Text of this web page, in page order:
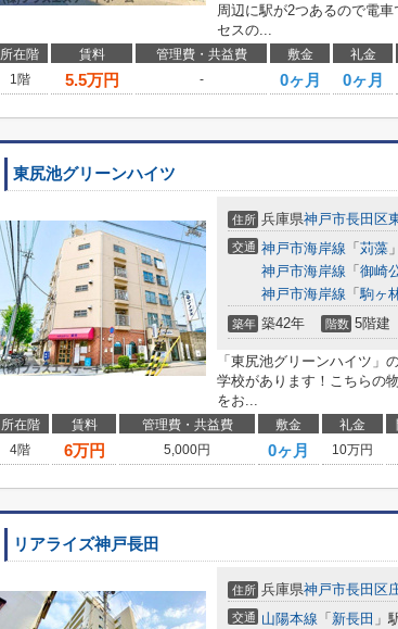
周辺に駅が2つあるので電
セスの...
所在階 賃料 管理費・共益費 敷金 礼金
1階
5.5万円 - 0ヶ月 0ヶ月
東尻池グリーンハイツ
住所 兵庫県神戸市長田区
交通 神戸市海岸線 「 苅藻
神戸市海岸線 「 御崎
神戸市海岸線 「駒ヶ
築年 築42年 階数 5階建
「東尻池グリーンハイツ」
学校があります！こちらの
をお...
所在階 賃料 管理費・共益費 敷金 礼金
4階
6万円 5,000円 0ヶ月 10万円
リアライズ神戸長田
住所 兵庫県神戸市長田区
交通 山陽本線 「 新長田 」